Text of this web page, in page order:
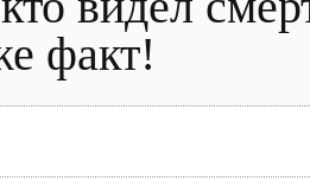
факт!